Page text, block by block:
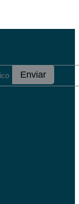
Enviar